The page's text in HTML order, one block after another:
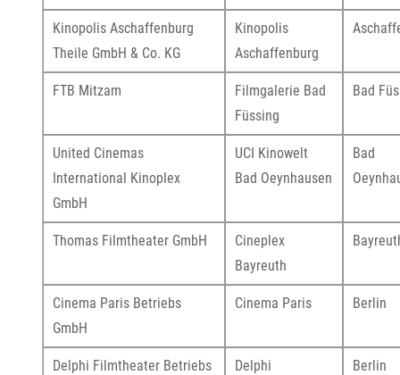
Kinopolis Aschaffenburg
Theile GmbH & Co. KG
Kinopolis
Aschaffenburg
FTB Mitzam
Filmgalerie Bad
Füssing
Bad
United Cinemas
International Kinoplex
GmbH
UCI Kinowelt
Bad Oeynhausen
Bad
Thomas Filmtheater GmbH
Cineplex
Bayreuth
Cinema Paris Betriebs
GmbH
Cinema Paris Berlin
Delphi Filmtheater Betriebs
Delphi
Berlin